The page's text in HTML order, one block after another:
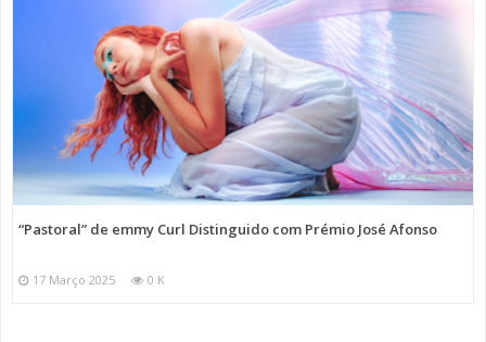
“Pastoral” de emmy Curl Distinguido com Prémio José Afonso
17 Março 2025 0 K